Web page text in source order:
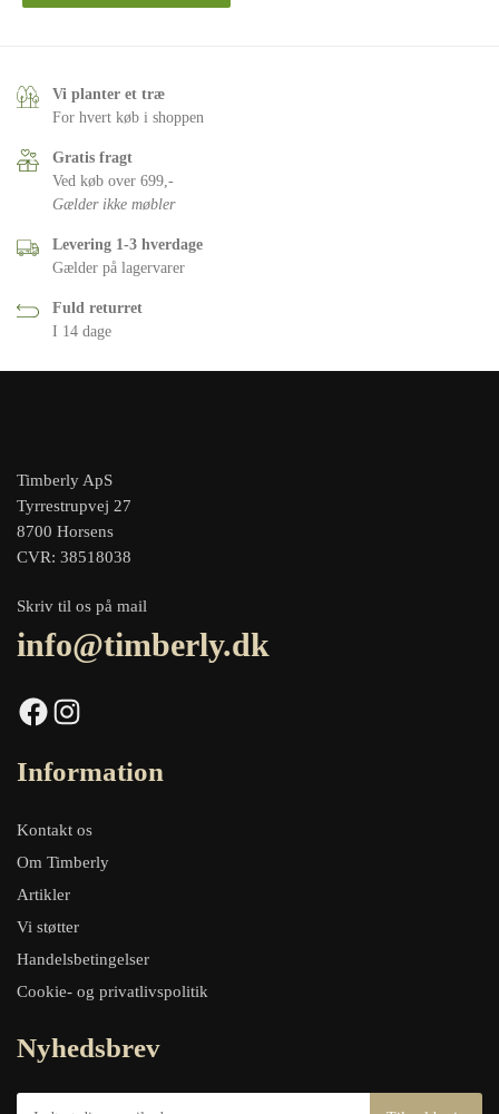
Vi planter et træ
For hvert køb i shoppen
Gratis fragt
Ved køb over 699,-
Gælder ikke møbler
Levering 1-3 hverdage
Gælder på lagervarer
Fuld returret
I 14 dage
Timberly ApS
Tyrrestrupvej 27
8700 Horsens
CVR: 38518038
Skriv til os på mail
info@timberly.dk
Facebook Instagram
Information
Kontakt os
Om Timberly
Artikler
Vi støtter
Handelsbetingelser
Cookie- og privatlivspolitik
Nyhedsbrev